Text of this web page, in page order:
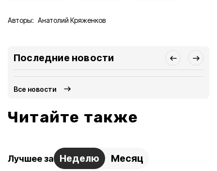
Авторы: Анатолий Кряженков
Последние новости
Все новости
Читайте также
Лучшее за Неделю Месяц